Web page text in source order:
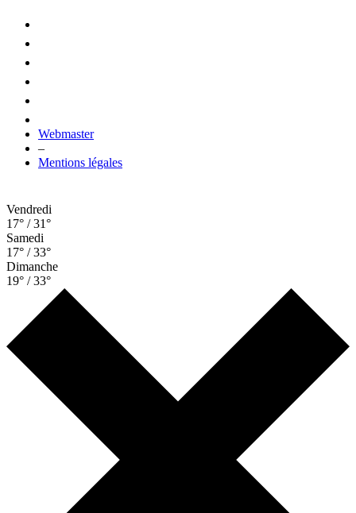
Webmaster
–
Mentions légales
Vendredi
17° / 31°
Samedi
17° / 33°
Dimanche
19° / 33°